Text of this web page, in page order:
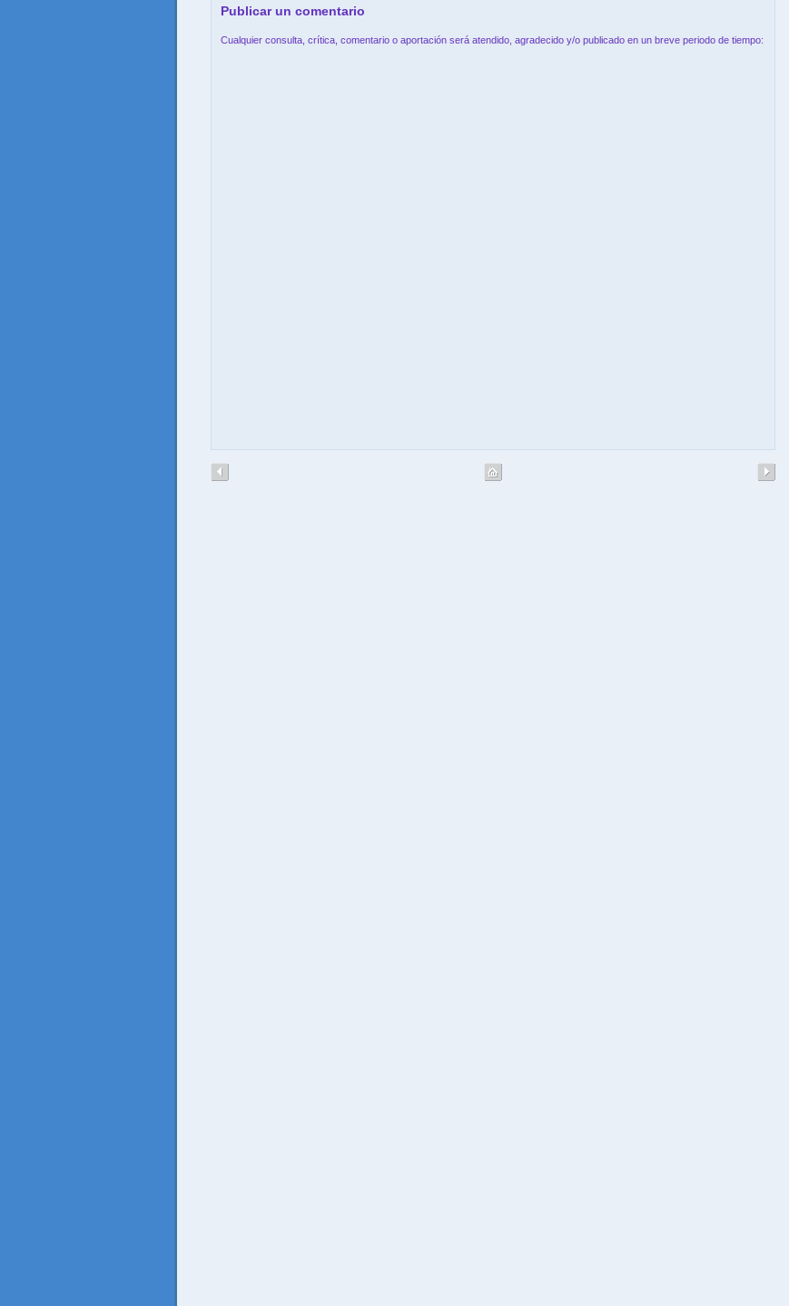
Publicar un comentario
Cualquier consulta, crítica, comentario o aportación será atendido, agradecido y/o publicado en un breve periodo de tiempo: